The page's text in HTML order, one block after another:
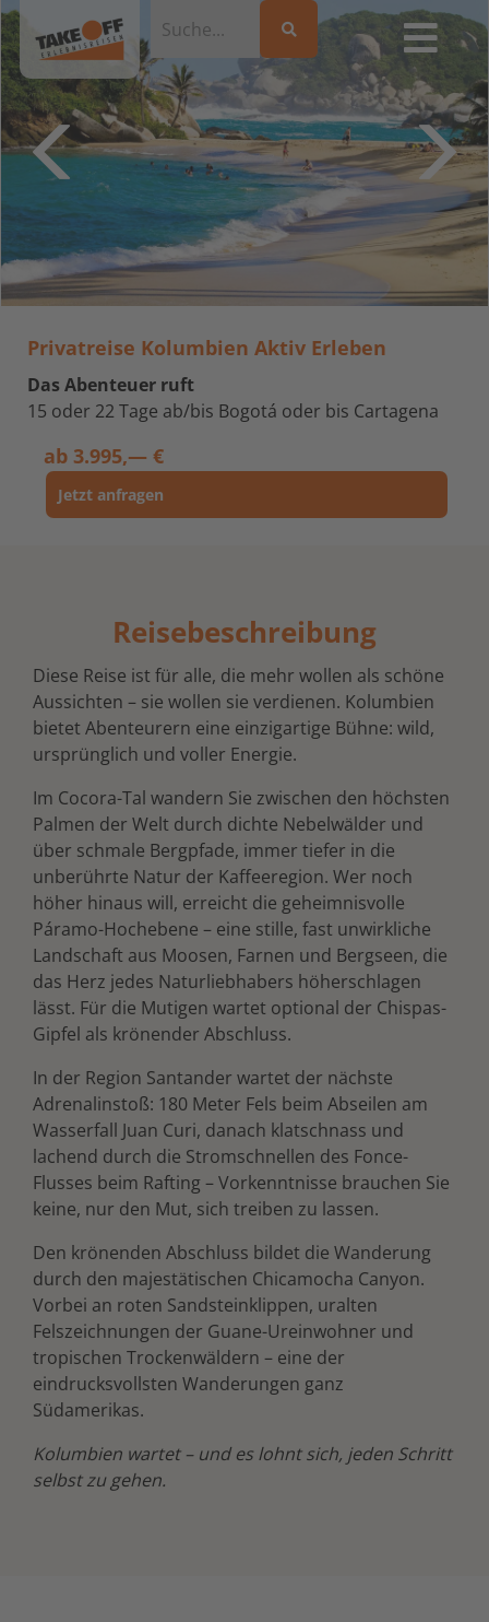
Privatreise Kolumbien Aktiv Erleben
Das Abenteuer ruft
15 oder 22 Tage ab/bis Bogotá oder bis Cartagena
ab 3.995,— €
Jetzt anfragen
Reisebeschreibung
Diese Reise ist für alle, die mehr wollen als schöne
Aussichten – sie wollen sie verdienen. Kolumbien
bietet Abenteurern eine einzigartige Bühne: wild,
ursprünglich und voller Energie.
Im Cocora-Tal wandern Sie zwischen den höchsten
Palmen der Welt durch dichte Nebelwälder und
über schmale Bergpfade, immer tiefer in die
unberührte Natur der Kaffeeregion. Wer noch
höher hinaus will, erreicht die geheimnisvolle
Páramo-Hochebene – eine stille, fast unwirkliche
Landschaft aus Moosen, Farnen und Bergseen, die
das Herz jedes Naturliebhabers höherschlagen
lässt. Für die Mutigen wartet optional der Chispas-
Gipfel als krönender Abschluss.
In der Region Santander wartet der nächste
Adrenalinstoß: 180 Meter Fels beim Abseilen am
Wasserfall Juan Curi, danach klatschnass und
lachend durch die Stromschnellen des Fonce-
Flusses beim Rafting – Vorkenntnisse brauchen Sie
keine, nur den Mut, sich treiben zu lassen.
Den krönenden Abschluss bildet die Wanderung
durch den majestätischen Chicamocha Canyon.
Vorbei an roten Sandsteinklippen, uralten
Felszeichnungen der Guane-Ureinwohner und
tropischen Trockenwäldern – eine der
eindrucksvollsten Wanderungen ganz
Südamerikas.
Kolumbien wartet – und es lohnt sich, jeden Schritt
selbst zu gehen.